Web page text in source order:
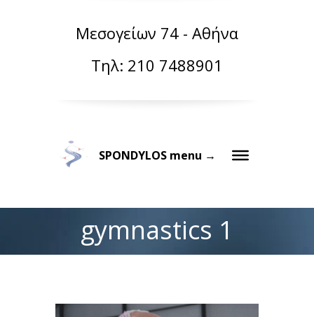
Μεσογείων 74 - Αθήνα
Τηλ: 210 7488901
SPONDYLOS menu →
gymnastics 1